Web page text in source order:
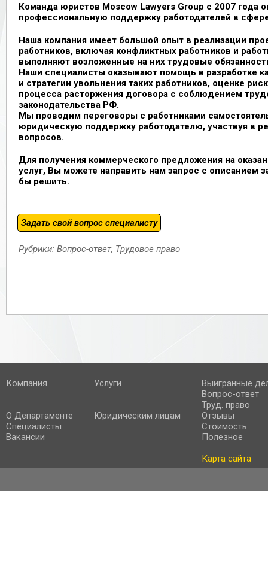
Команда юристов Moscow Lawyers Group с 2007 года
профессиональную поддержку работодателей в
Наша компания имеет большой опыт в реализации
работников, включая конфликтных работников и
выполняют возложенные на них трудовые
Наши специалисты оказывают помощь в разработке
и стратегии увольнения таких работников, оценке
процесса расторжения договора с соблюдением
законодательства РФ.
Мы проводим переговоры с работниками
юридическую поддержку работодателю, участвуя в
вопросов.
Для получения коммерческого предложения на
услуг, Вы можете направить нам запрос с описанием
бы решить.
Рубрики: Вопрос-ответ, Трудовое право
Задать свой вопрос специалисту
Компания
О Департаменте
Специалисты
Вакансии
Услуги
Юридическим лицам
Выигранные
Вопрос-ответ
Труд. право
Отзывы
Стоимость
Полезное
Карта сайта